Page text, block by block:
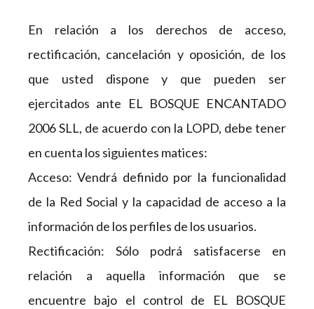
En relación a los derechos de acceso,
rectificación, cancelación y oposición, de los
que usted dispone y que pueden ser
ejercitados ante EL BOSQUE ENCANTADO
2006 SLL, de acuerdo con la LOPD, debe tener
en cuenta los siguientes matices:
Acceso: Vendrá definido por la funcionalidad
de la Red Social y la capacidad de acceso a la
información de los perfiles de los usuarios.
Rectificación: Sólo podrá satisfacerse en
relación a aquella información que se
encuentre bajo el control de EL BOSQUE